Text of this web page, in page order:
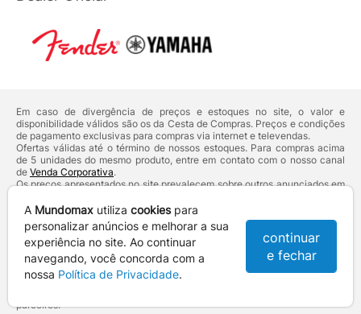
Em caso de divergência de preços e estoques no site, o valor e
disponibilidade válidos são os da Cesta de Compras. Preços e condições
de pagamento exclusivas para compras via internet e televendas.
Ofertas válidas até o término de nossos estoques. Para compras acima
de 5 unidades do mesmo produto, entre em contato com o nosso canal
de Venda Corporativa.
Os preços apresentados no site prevalecem sobre outros anunciados em
Defesa do Consumidor:Lei nº 8.078.
Vendas sujeitas à confirmação de dados e análises de crédito e risco.
Razão Social: Hayamax Distribuidora de Produtos Eletrônicos Ltda -
CNPJ: 01.725.627/0002-53 - Endereço: R. Senador Souza Naves, 9 -
Centro - CEP: 86010-921 - Londrina / PR
Mundomax. 2007 - 2026 - Todos os direitos reservados. - Fotos e
parceiros.
A Mundomax utiliza cookiespara
personalizar anúncios e melhorar a sua
experiência no site. Ao continuar
navegando, você concorda com a
nossa Política de Privacidade.
continuar
e fechar